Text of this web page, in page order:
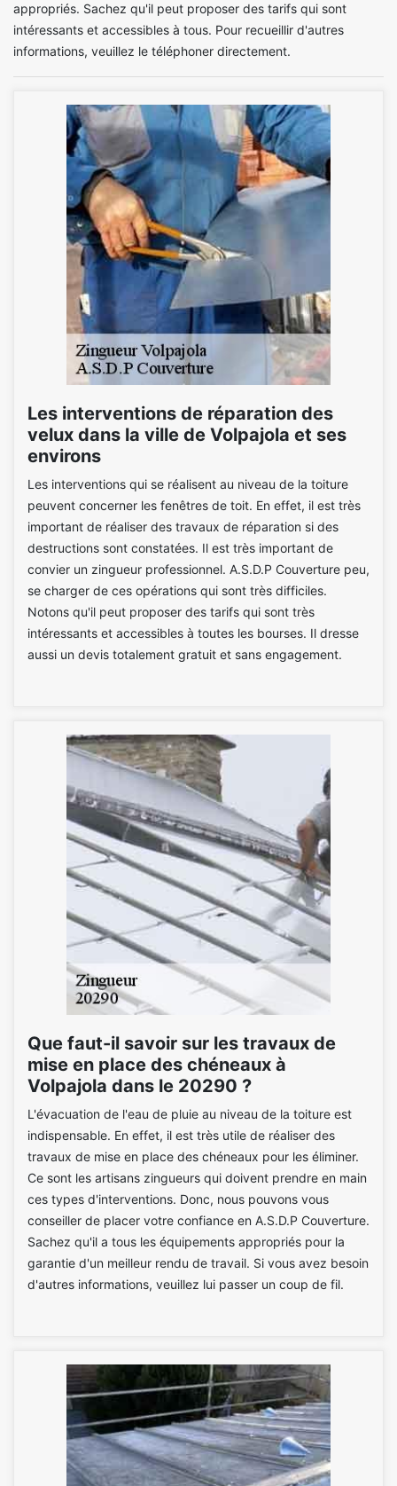
appropriés. Sachez qu'il peut proposer des tarifs qui sont
intéressants et accessibles à tous. Pour recueillir d'autres
informations, veuillez le téléphoner directement.
Les interventions de réparation des
velux dans la ville de Volpajola et ses
environs
Les interventions qui se réalisent au niveau de la toiture
peuvent concerner les fenêtres de toit. En effet, il est très
important de réaliser des travaux de réparation si des
destructions sont constatées. Il est très important de
convier un zingueur professionnel. A.S.D.P Couverture peu,
se charger de ces opérations qui sont très difficiles.
Notons qu'il peut proposer des tarifs qui sont très
intéressants et accessibles à toutes les bourses. Il dresse
aussi un devis totalement gratuit et sans engagement.
Que faut-il savoir sur les travaux de
mise en place des chéneaux à
Volpajola dans le 20290 ?
L'évacuation de l'eau de pluie au niveau de la toiture est
indispensable. En effet, il est très utile de réaliser des
travaux de mise en place des chéneaux pour les éliminer.
Ce sont les artisans zingueurs qui doivent prendre en main
ces types d'interventions. Donc, nous pouvons vous
conseiller de placer votre confiance en A.S.D.P Couverture.
Sachez qu'il a tous les équipements appropriés pour la
garantie d'un meilleur rendu de travail. Si vous avez besoin
d'autres informations, veuillez lui passer un coup de fil.